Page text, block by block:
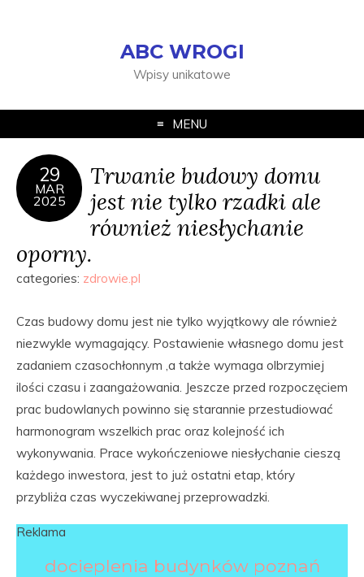
ABC WROGI
Wpisy unikatowe
MENU
29
MAR
2025
Trwanie budowy domu
jest nie tylko rzadki ale
również niesłychanie
oporny.
categories: zdrowie.pl
Czas budowy domu jest nie tylko wyjątkowy ale również
niezwykle wymagający. Postawienie własnego domu jest
zadaniem czasochłonnym ,a także wymaga olbrzymiej
ilości czasu i zaangażowania. Jeszcze przed rozpoczęciem
prac budowlanych powinno się starannie przestudiować
harmonogram wszelkich prac oraz kolejność ich
wykonywania. Prace wykończeniowe niesłychanie cieszą
każdego inwestora, jest to już ostatni etap, który
przybliża czas wyczekiwanej przeprowadzki.
Reklama
docieplenia budynków poznań